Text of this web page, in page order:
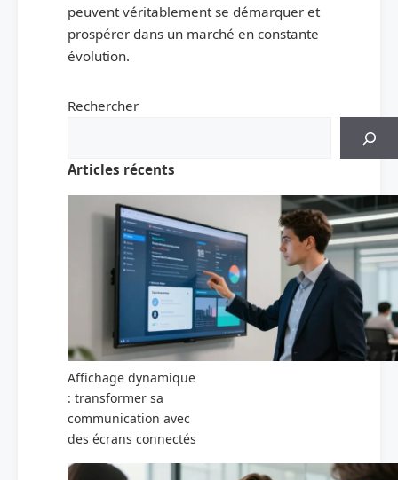
peuvent véritablement se démarquer et
prospérer dans un marché en constante
évolution.
Rechercher
Articles récents
Affichage dynamique
: transformer sa
communication avec
des écrans connectés